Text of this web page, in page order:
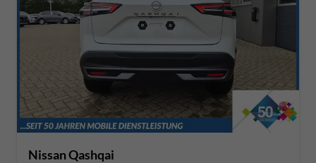
Nissan Qashqai